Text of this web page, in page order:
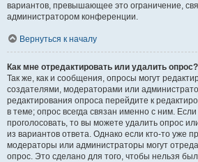
вариантов, превышающее это ограничение,
администратором конференции.
Вернуться к началу
Как мне отредактировать или удалить опрос?
Так же, как и сообщения, опросы могут
создателями, модераторами или
редактирования опроса перейдите к
в теме; опрос всегда связан именно с ним.
проголосовать, то вы можете удалить опрос
из вариантов ответа. Однако если кто-то уже
модераторы или администраторы могут
опрос. Это сделано для того, чтобы нельзя